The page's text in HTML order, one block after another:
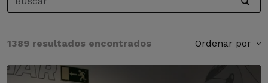
1389 resultados encontrados Ordenar por